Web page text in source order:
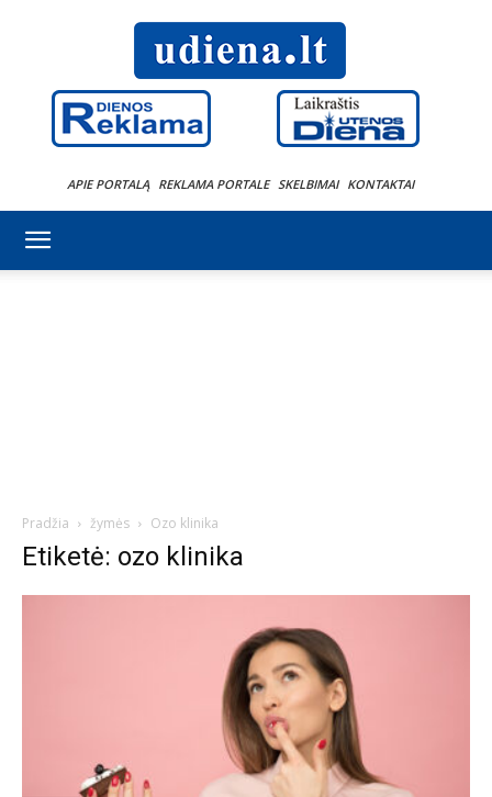
APIE PORTALĄ REKLAMA PORTALE SKELBIMAI KONTAKTAI
Pradžia žymės Ozo klinika
Etiketė: ozo klinika